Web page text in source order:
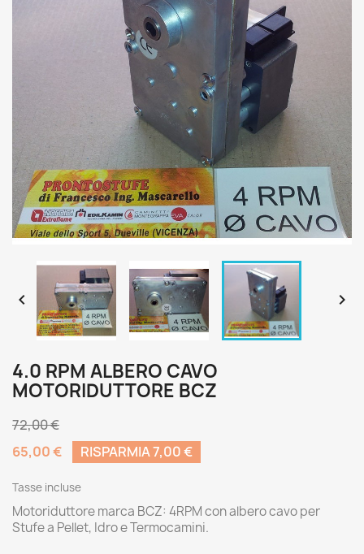
 
4.0 RPM ALBERO CAVO
MOTORIDUTTORE BCZ
72,00 €
65,00 €
RISPARMIA 7,00 €
Tasse incluse
Motoriduttore marca BCZ: 4RPM con albero cavo per
Stufe a Pellet, Idro e Termocamini.